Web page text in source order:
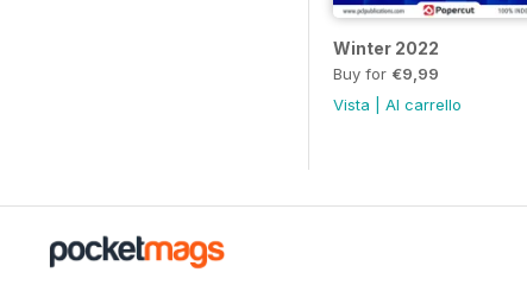
Winter 2022
Buy for €9,99
Vista
Al carrello